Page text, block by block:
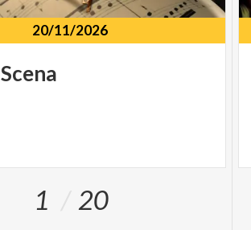
20/11/2026
Scena
1 20